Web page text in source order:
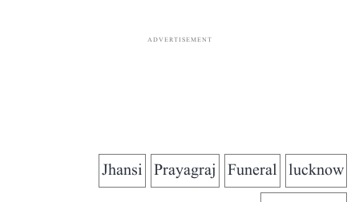
ADVERTISEMENT
lucknow
Funeral
Prayagraj
Jhansi